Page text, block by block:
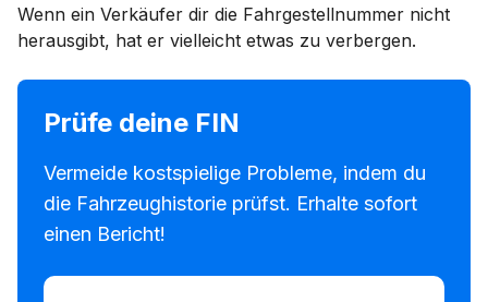
Wenn ein Verkäufer dir die Fahrgestellnummer nicht
herausgibt, hat er vielleicht etwas zu verbergen.
Prüfe deine FIN
Vermeide kostspielige Probleme, indem du
die Fahrzeughistorie prüfst. Erhalte sofort
einen Bericht!
FIN eingeben